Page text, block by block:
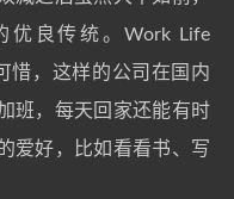
优良传统。Work Life
惜，这样的公司在国内
班，每天回家还能有时
爱好，比如看看书、写